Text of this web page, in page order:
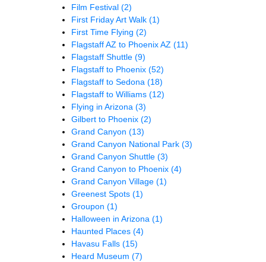
Film Festival (2)
First Friday Art Walk (1)
First Time Flying (2)
Flagstaff AZ to Phoenix AZ (11)
Flagstaff Shuttle (9)
Flagstaff to Phoenix (52)
Flagstaff to Sedona (18)
Flagstaff to Williams (12)
Flying in Arizona (3)
Gilbert to Phoenix (2)
Grand Canyon (13)
Grand Canyon National Park (3)
Grand Canyon Shuttle (3)
Grand Canyon to Phoenix (4)
Grand Canyon Village (1)
Greenest Spots (1)
Groupon (1)
Halloween in Arizona (1)
Haunted Places (4)
Havasu Falls (15)
Heard Museum (7)